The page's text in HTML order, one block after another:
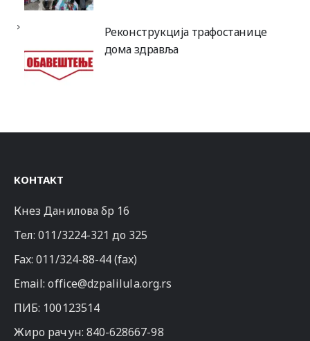
Реконструкција трафостанице
дома здравља
КОНТАКТ
Кнез Данилова бр 16
Тел:011/3224-321 до 325
Fax: 011/324-88-44 (fax)
Email:office@dzpalilula.org.rs
ПИБ: 100123514
Жиро рачун: 840-628667-98